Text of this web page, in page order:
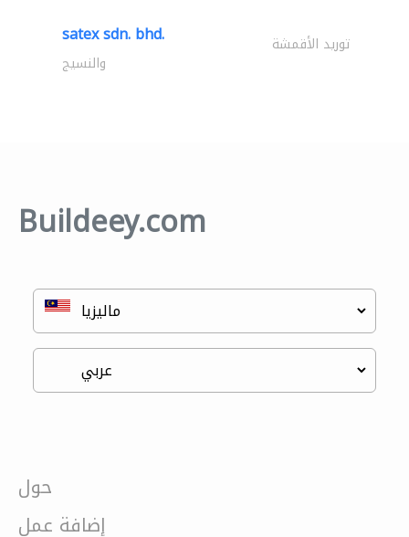
satex sdn. bhd. توريد الأقمشة
والنسيج
Buildeey.com
حول
إضافة عمل